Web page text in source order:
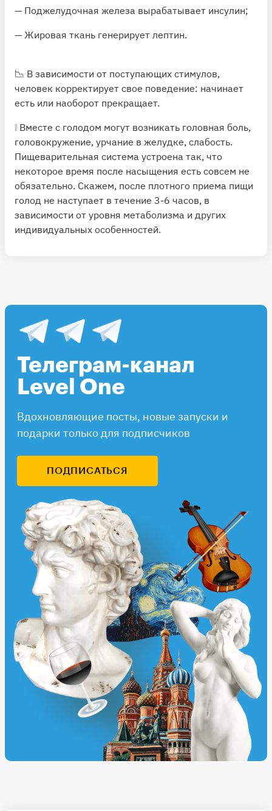
— Поджелудочная железа вырабатывает инсулин;
— Жировая ткань генерирует лептин.
📉 В зависимости от поступающих стимулов,
человек корректирует свое поведение: начинает
есть или наоборот прекращает.
❕ Вместе с голодом могут возникать головная боль,
головокружение, урчание в желудке, слабость.
Пищеварительная система устроена так, что
некоторое время после насыщения есть совсем не
обязательно. Скажем, после плотного приема пищи
голод не наступает в течение 3-6 часов, в
зависимости от уровня метаболизма и других
индивидуальных особенностей.
Телеграм-канал
Level One
Вдохновляющие посты, новые запуски и
подарки только для подписчиков
ПОДПИСАТЬСЯ